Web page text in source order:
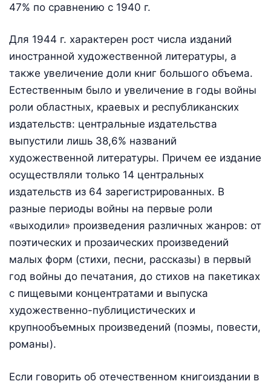
47% по сравнению с 1940 г.
Для 1944 г. характерен рост числа изданий
иностранной художественной литературы, а
также увеличение доли книг большого объема.
Естественным было и увеличение в годы войны
роли областных, краевых и республиканских
издательств: центральные издательства
выпустили лишь 38,6% названий
художественной литературы. Причем ее издание
осуществляли только 14 центральных
издательств из 64 зарегистрированных. В
разные периоды войны на первые роли
«выходили» произведения различных жанров: от
поэтических и прозаических произведений
малых форм (стихи, песни, рассказы) в первый
год войны до печатания, до стихов на пакетиках
с пищевыми концентратами и выпуска
художественно-публицистических и
крупнообъемных произведений (поэмы, повести,
романы).
Если говорить об отечественном книгоиздании в